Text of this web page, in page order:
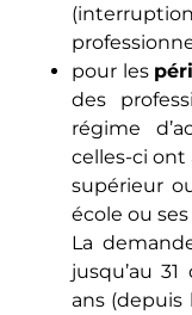
pour les
des
régime
celles-ci ont
supérieur
école ou
La
jusqu’au
ans (depuis